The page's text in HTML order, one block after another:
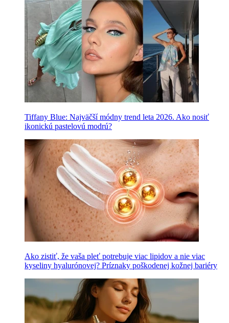
Tiffany Blue: Najväčší módny trend leta 2026. Ako nosiť
ikonickú pastelovú modrú?
Ako zistiť, že vaša pleť potrebuje viac lipidov a nie viac
kyseliny hyalurónovej? Príznaky poškodenej kožnej bariéry